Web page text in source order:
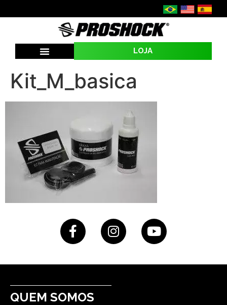
LOJA
Kit_M_basica
QUEM SOMOS